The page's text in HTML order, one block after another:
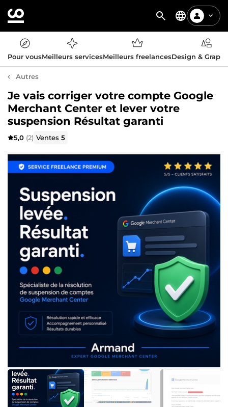
Pour vousMeilleurs servicesMeilleurs freelancesDesign &
Autres
Je vais corriger votre compte Google
Merchant Center et lever votre
suspension Résultat garanti
5,0 (2) Ventes5